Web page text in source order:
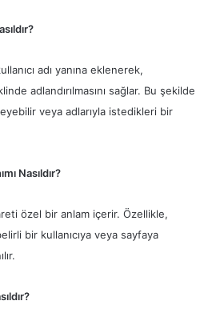
adı yanına eklenerek,
adlandırılmasını sağlar. Bu şekilde
veya adlarıyla istedikleri bir
Nasıldır?
özel bir anlam içerir. Özellikle,
bir kullanıcıya veya sayfaya